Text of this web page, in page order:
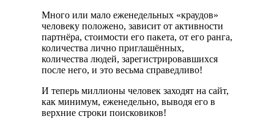
Много или мало еженедельных «краудов»
человеку положено, зависит от активности
партнёра, стоимости его пакета, от его ранга,
количества лично приглашённых,
количества людей, зарегистрировавшихся
после него, и это весьма справедливо!
И теперь миллионы человек заходят на сайт,
как минимум, еженедельно, выводя его в
верхние строки поисковиков!